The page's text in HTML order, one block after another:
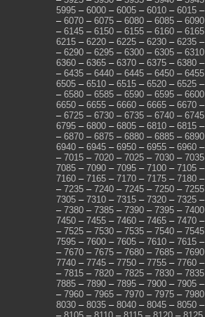
5995 – 6000 – 6005 – 6010 – 6015 –
– 6070 – 6075 – 6080 – 6085 – 6090
– 6145 – 6150 – 6155 – 6160 – 6165
6215 – 6220 – 6225 – 6230 – 6235 –
– 6290 – 6295 – 6300 – 6305 – 6310
6360 – 6365 – 6370 – 6375 – 6380 –
– 6435 – 6440 – 6445 – 6450 – 6455
6505 – 6510 – 6515 – 6520 – 6525 –
– 6580 – 6585 – 6590 – 6595 – 6600
6650 – 6655 – 6660 – 6665 – 6670 –
– 6725 – 6730 – 6735 – 6740 – 6745
6795 – 6800 – 6805 – 6810 – 6815 –
– 6870 – 6875 – 6880 – 6885 – 6890
6940 – 6945 – 6950 – 6955 – 6960 –
– 7015 – 7020 – 7025 – 7030 – 7035
7085 – 7090 – 7095 – 7100 – 7105 –
7160 – 7165 – 7170 – 7175 – 7180 –
– 7235 – 7240 – 7245 – 7250 – 7255
7305 – 7310 – 7315 – 7320 – 7325 –
– 7380 – 7385 – 7390 – 7395 – 7400
7450 – 7455 – 7460 – 7465 – 7470 –
– 7525 – 7530 – 7535 – 7540 – 7545
7595 – 7600 – 7605 – 7610 – 7615 –
– 7670 – 7675 – 7680 – 7685 – 7690
7740 – 7745 – 7750 – 7755 – 7760 –
– 7815 – 7820 – 7825 – 7830 – 7835
7885 – 7890 – 7895 – 7900 – 7905 –
– 7960 – 7965 – 7970 – 7975 – 7980
8030 – 8035 – 8040 – 8045 – 8050 –